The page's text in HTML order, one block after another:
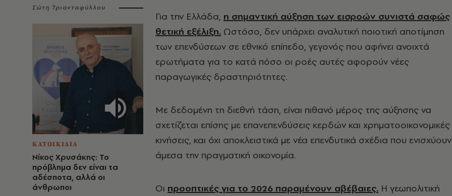
Σώτη Τριανταφύλλου
ΚΑΤΟΙΚΙΔΙΑ
Νίκος Χρυσάκης: Το
πρόβλημα δεν είναι τα
αδέσποτα, αλλά οι
άνθρωποι
Για την Ελλάδα, η σημαντική αύξηση των εισροών συνιστά σαφώς
θετική εξέλιξη. Ωστόσο, δεν υπάρχει αναλυτική ποιοτική αποτίμηση
των επενδύσεων σε εθνικό επίπεδο, γεγονός που αφήνει ανοιχτά
ερωτήματα για το κατά πόσο οι ροές αυτές αφορούν νέες
παραγωγικές δραστηριότητες.
Με δεδομένη τη διεθνή τάση, είναι πιθανό μέρος της αύξησης να
σχετίζεται επίσης με επανεπενδύσεις κερδών και χρηματοοικονομικές
κινήσεις, και όχι αποκλειστικά με νέα επενδυτικά σχέδια που ενισχύουν
άμεσα την πραγματική οικονομία.
Οι προοπτικές για το 2026 παραμένουν αβέβαιες. Η γεωπολιτική